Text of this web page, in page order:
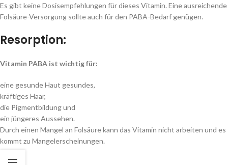
Es gibt keine Dosisempfehlungen für dieses Vitamin. Eine ausreichende
Folsäure-Versorgung sollte auch für den PABA-Bedarf genügen.
Resorption:
Vitamin PABA ist wichtig für:
eine gesunde Haut gesundes,
kräftiges Haar,
die Pigmentbildung und
ein jüngeres Aussehen.
Durch einen Mangel an Folsäure kann das Vitamin nicht arbeiten und es
kommt zu Mangelerscheinungen.